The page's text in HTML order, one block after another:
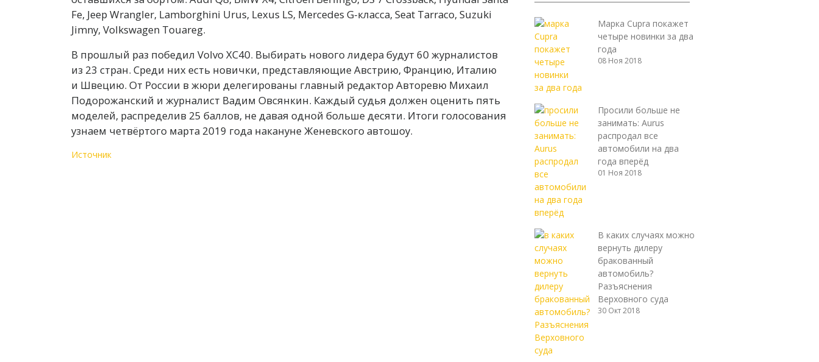
Fe, Jeep Wrangler, Lamborghini Urus, Lexus LS, Mercedes G-класса, Seat Tarraco, Suzuki
Jimny, Volkswagen Touareg.
В прошлый раз победил Volvo XC40. Выбирать нового лидера будут 60 журналистов
из 23 стран. Среди них есть новички, представляющие Австрию, Францию, Италию
и Швецию. От России в жюри делегированы главный редактор Авторевю Михаил
Подорожанский и журналист Вадим Овсянкин. Каждый судья должен оценить пять
моделей, распределив 25 баллов, не давая одной больше десяти. Итоги голосования
узнаем четвёртого марта 2019 года накануне Женевского автошоу.
Источник
Марка Cupra покажет
четыре новинки за два
года
08 Ноя 2018
Просили больше не
занимать: Aurus
распродал все
автомобили на два
года вперёд
01 Ноя 2018
В каких случаях можно
вернуть дилеру
бракованный
автомобиль?
Разъяснения
Верховного суда
30 Окт 2018